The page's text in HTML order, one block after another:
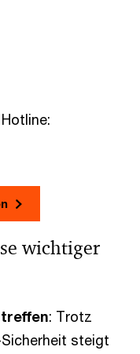
wichtiger
: Trotz
steigt